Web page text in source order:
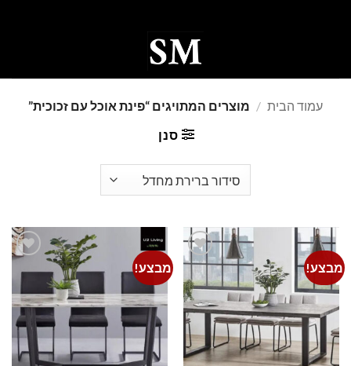
עמוד הבית / מוצרים המתויגים “פינת אוכל עם זכוכית”
סנן
מבצע!
Add to
wishlist
מבצע!